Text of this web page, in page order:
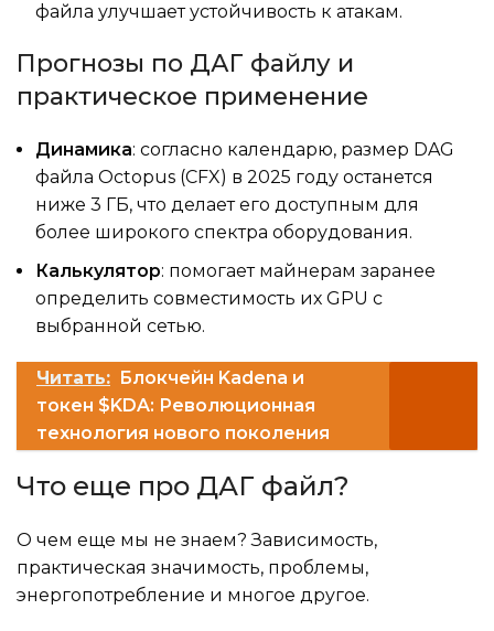
файла улучшает устойчивость к атакам.
Прогнозы по ДАГ файлу и
практическое применение
Динамика: согласно календарю, размер DAG
файла Octopus (CFX) в 2025 году останется
ниже 3 ГБ, что делает его доступным для
более широкого спектра оборудования.
Калькулятор: помогает майнерам заранее
определить совместимость их GPU с
выбранной сетью.
Читать:
Блокчейн Kadena и
токен $KDA: Революционная
технология нового поколения
Что еще про ДАГ файл?
О чем еще мы не знаем? Зависимость,
практическая значимость, проблемы,
энергопотребление и многое другое.